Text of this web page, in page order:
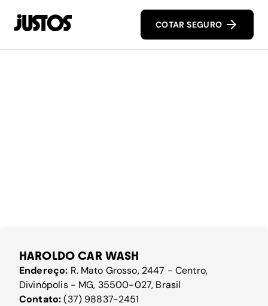
COTAR SEGURO
HAROLDO CAR WASH
Endereço: R. Mato Grosso, 2447 - Centro,
Divinópolis - MG, 35500-027, Brasil
Contato:(37) 98837-2451